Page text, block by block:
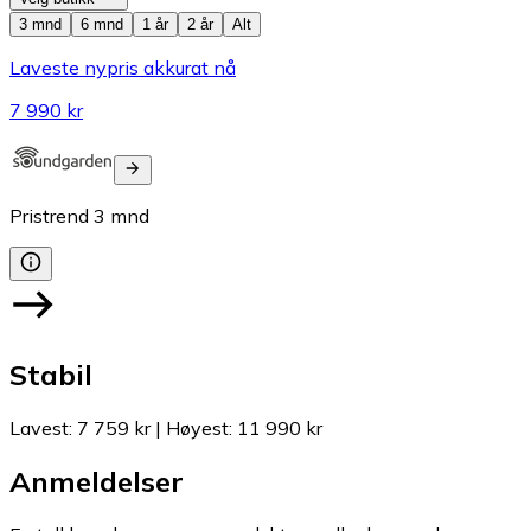
3 mnd
6 mnd 1 år 2 år Alt
Laveste nypris akkurat nå
7 990 kr
Pristrend 3 mnd
Stabil
Lavest: 7 759 kr| Høyest: 11 990 kr
Anmeldelser